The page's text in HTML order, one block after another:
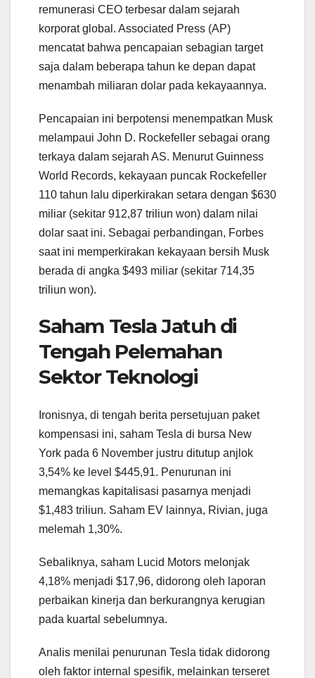
remunerasi CEO terbesar dalam sejarah
korporat global. Associated Press (AP)
mencatat bahwa pencapaian sebagian target
saja dalam beberapa tahun ke depan dapat
menambah miliaran dolar pada kekayaannya.
Pencapaian ini berpotensi menempatkan Musk
melampaui John D. Rockefeller sebagai orang
terkaya dalam sejarah AS. Menurut Guinness
World Records, kekayaan puncak Rockefeller
110 tahun lalu diperkirakan setara dengan $630
miliar (sekitar 912,87 triliun won) dalam nilai
dolar saat ini. Sebagai perbandingan, Forbes
saat ini memperkirakan kekayaan bersih Musk
berada di angka $493 miliar (sekitar 714,35
triliun won).
Saham Tesla Jatuh di
Tengah Pelemahan
Sektor Teknologi
Ironisnya, di tengah berita persetujuan paket
kompensasi ini, saham Tesla di bursa New
York pada 6 November justru ditutup anjlok
3,54% ke level $445,91. Penurunan ini
memangkas kapitalisasi pasarnya menjadi
$1,483 triliun. Saham EV lainnya, Rivian, juga
melemah 1,30%.
Sebaliknya, saham Lucid Motors melonjak
4,18% menjadi $17,96, didorong oleh laporan
perbaikan kinerja dan berkurangnya kerugian
pada kuartal sebelumnya.
Analis menilai penurunan Tesla tidak didorong
oleh faktor internal spesifik, melainkan terseret